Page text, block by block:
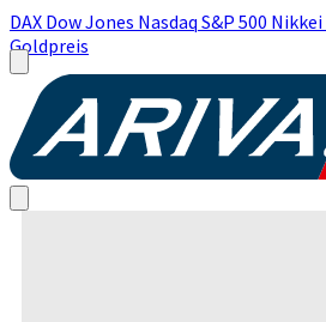
DAX Dow Jones Nasdaq S&P 500 Nikkei
Goldpreis